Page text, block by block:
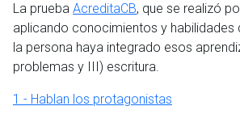
La prueba AcreditaCB, que se realizó
aplicando conocimientos y habilidades
la persona haya integrado esos
problemas y III) escritura.
1 - Hablan los protagonistas